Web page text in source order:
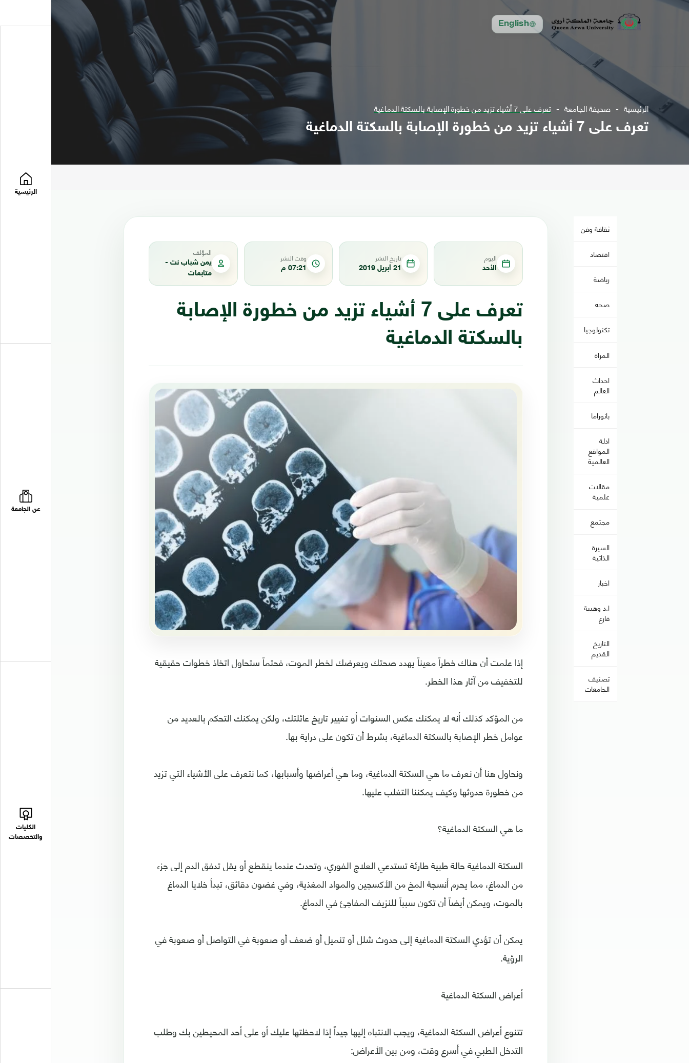
English
الرئيسية
عن الجامعة
الكليات
والتخصصات
الرئيسية صحيفة الجامعة تعرف على 7 أشياء تزيد من خطورة الإصابة بالسكتة الدماغية
تعرف على 7 أشياء تزيد من خطورة الإصابة بالسكتة الدماغية
ثقافة وفن
اقتصاد
رياضة
صحه
تكنولوجيا
المراة
احداث
العالم
بانوراما
ادلة
المواقع
العالمية
مقالات
علمية
مجتمع
السيرة
الذاتية
اخبار
ا.د وهيبة
فارع
التاريخ
القديم
تصنيف
الجامعات
اليوم
الأحد
تاريخ النشر
21 أبريل 2019
وقت النشر
07:21 م
المؤلف
يمن شباب نت -
متابعات
تعرف على 7 أشياء تزيد من خطورة الإصابة
بالسكتة الدماغية
إذا علمت أن هناك خطراً معيناً يهدد صحتك ويعرضك لخطر الموت، فحتماً ستحاول اتخاذ خطوات حقيقية
للتخفيف من آثار هذا الخطر.
من المؤكد كذلك أنه لا يمكنك عكس السنوات أو تغيير تاريخ عائلتك، ولكن يمكنك التحكم بالعديد من
عوامل خطر الإصابة بالسكتة الدماغية، بشرط أن تكون على دراية بها.
ونحاول هنا أن نعرف ما هي السكتة الدماغية، وما هي أعراضها وأسبابها، كما نتعرف على الأشياء التي تزيد
من خطورة حدوثها وكيف يمكننا التغلب عليها.
ما هي السكتة الدماغية؟
السكتة الدماغية حالة طبية طارئة تستدعي العلاج الفوري، وتحدث عندما ينقطع أو يقل تدفق الدم إلى جزء
من الدماغ، مما يحرم أنسجة المخ من الأكسجين والمواد المغذية، وفي غضون دقائق، تبدأ خلايا الدماغ
بالموت، ويمكن أيضاً أن تكون سبباً للنزيف المفاجئ في الدماغ.
يمكن أن تؤدي السكتة الدماغية إلى حدوث شلل أو تنميل أو ضعف أو صعوبة في التواصل أو صعوبة في
الرؤية.
أعراض السكتة الدماغية
تتنوع أعراض السكتة الدماغية، ويجب الانتباه إليها جيداً إذا لاحظتها عليك أو على أحد المحيطين بك وطلب
التدخل الطبي في أسرع وقت، ومن بين الأعراض: